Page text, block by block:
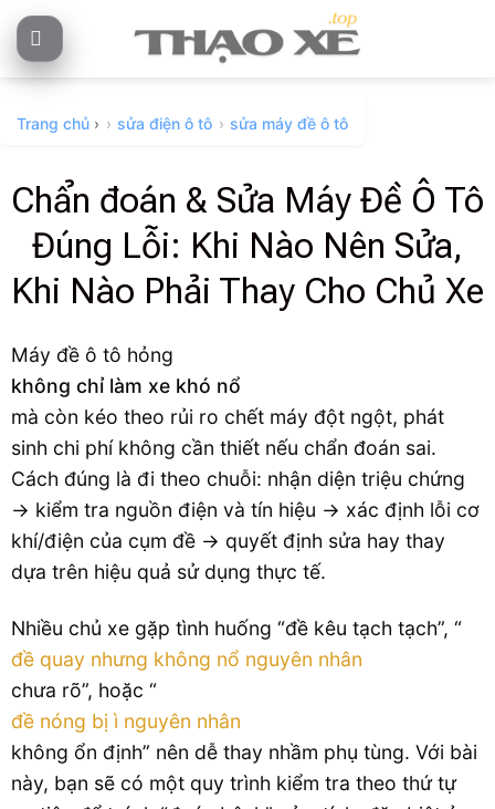
Skip
to
Trang chủ › sửa điện ô tô sửa máy đề ô tô
Chẩn đoán & Sửa Máy Đề Ô Tô
Đúng Lỗi: Khi Nào Nên Sửa,
Khi Nào Phải Thay Cho Chủ Xe
Máy đề ô tô hỏng
không chỉ làm xe khó nổ
mà còn kéo theo rủi ro chết máy đột ngột, phát
sinh chi phí không cần thiết nếu chẩn đoán sai.
Cách đúng là đi theo chuỗi: nhận diện triệu chứng
→ kiểm tra nguồn điện và tín hiệu → xác định lỗi cơ
khí/điện của cụm đề → quyết định sửa hay thay
dựa trên hiệu quả sử dụng thực tế.
Nhiều chủ xe gặp tình huống “đề kêu tạch tạch”, “
đề quay nhưng không nổ nguyên nhân
chưa rõ”, hoặc “
đề nóng bị ì nguyên nhân
không ổn định” nên dễ thay nhầm phụ tùng. Với bài
này, bạn sẽ có một quy trình kiểm tra theo thứ tự